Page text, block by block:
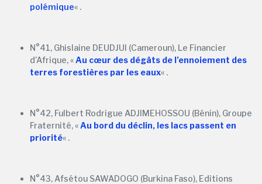
polémique« .
N°41, Ghislaine DEUDJUI (Cameroun), Le Financier
d’Afrique, «Au cœur des dégâts de l’ennoiement des
terres forestières par les eaux« .
N°42, Fulbert Rodrigue ADJIMEHOSSOU (Bénin), Groupe
Fraternité, «Au bord du déclin, les lacs passent en
priorité« .
N°43, Afsétou SAWADOGO (Burkina Faso), Editions